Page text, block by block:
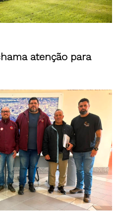
atenção para